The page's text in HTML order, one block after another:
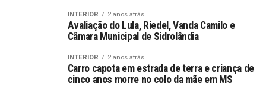
INTERIOR 2 anos atrás
Avaliação do Lula, Riedel, Vanda Camilo e
Câmara Municipal de Sidrolândia
INTERIOR 2 anos atrás
Carro capota em estrada de terra e criança de
cinco anos morre no colo da mãe em MS